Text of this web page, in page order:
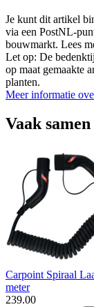
Je kunt dit artikel
via een PostNL-
bouwmarkt. Lees
Let op: De
op maat gemaakte
planten.
Meer informatie
Vaak
Carpoint Spiraal
meter
239.00